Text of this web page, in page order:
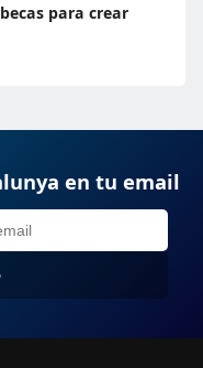
para crear
en tu email